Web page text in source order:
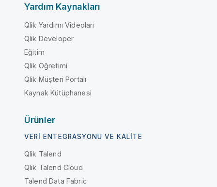
Yardım Kaynakları
Qlik Yardımı Videoları
Qlik Developer
Eğitim
Qlik Öğretimi
Qlik Müşteri Portalı
Kaynak Kütüphanesi
Ürünler
VERI ENTEGRASYONU VE KALITE
Qlik Talend
Qlik Talend Cloud
Talend Data Fabric